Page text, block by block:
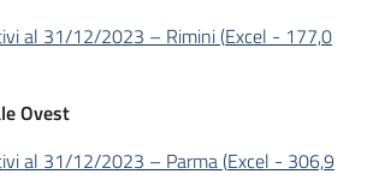
al 31/12/2023 – Rimini(Excel - 177,0
Ovest
al 31/12/2023 – Parma(Excel - 306,9